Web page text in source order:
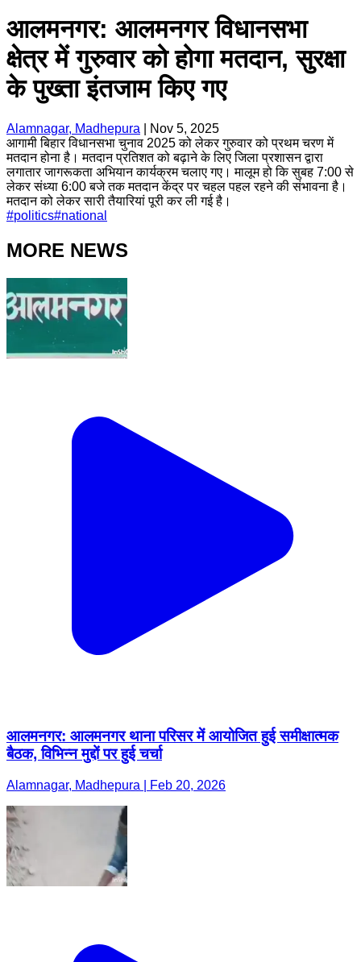
आलमनगर: आलमनगर विधानसभा
क्षेत्र में गुरुवार को होगा मतदान, सुरक्षा
के पुख्ता इंतजाम किए गए
Alamnagar, Madhepura
Nov 5, 2025
आगामी बिहार विधानसभा चुनाव 2025 को लेकर गुरुवार को प्रथम चरण में
मतदान होना है। मतदान प्रतिशत को बढ़ाने के लिए जिला प्रशासन द्वारा
लगातार जागरूकता अभियान कार्यक्रम चलाए गए। मालूम हो कि सुबह 7:00 से
लेकर संध्या 6:00 बजे तक मतदान केंद्र पर चहल पहल रहने की संभावना है।
मतदान को लेकर सारी तैयारियां पूरी कर ली गई है।
#politics#national
MORE NEWS
आलमनगर: आलमनगर थाना परिसर में आयोजित हुई समीक्षात्मक
बैठक, विभिन्न मुद्दों पर हुई चर्चा
Alamnagar, Madhepura | Feb 20, 2026